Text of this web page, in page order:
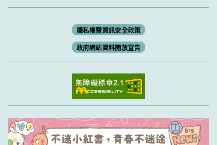
隱私權暨資訊安全政策
政府網站資料開放宣告